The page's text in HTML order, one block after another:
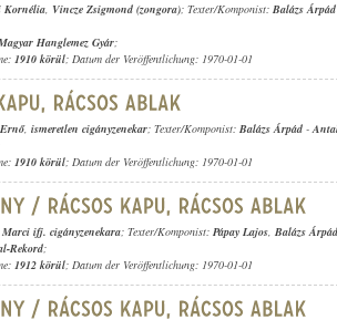
Kornélia, Vincze Zsigmond (zongora); Texter/Komponist: Balázs Árpád
Hanglemez Gyár;
1910 körül; Datum der Veröffentlichung: 1970-01-01
, ismeretlen cigányzenekar; Texter/Komponist: Balázs Árpád -
1910 körül; Datum der Veröffentlichung: 1970-01-01
ifj. cigányzenekara; Texter/Komponist: Pápay Lajos, Balázs Árpád
Rekord;
1912 körül; Datum der Veröffentlichung: 1970-01-01